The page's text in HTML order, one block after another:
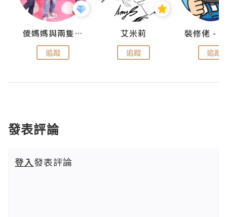
儍媽媽與兩隻小魔怪之家
追蹤
艾米莉
追蹤 追蹤
發表評論
登入發表評論